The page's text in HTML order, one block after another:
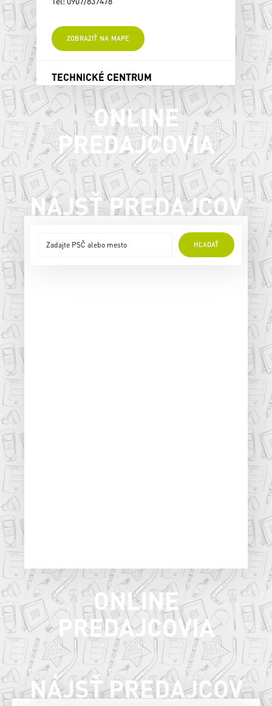
ZOBRAZIŤ NA MAPE
TECHNICKÉ CENTRUM
SNP 29
Zvolenská Slatina
Tel: 0907/837478
ZOBRAZIŤ NA MAPE
ONLINE
PREDAJCOVIA
NÁJSŤ PREDAJCOV
HĽADAŤ
ONLINE
PREDAJCOVIA
NÁJSŤ PREDAJCOV